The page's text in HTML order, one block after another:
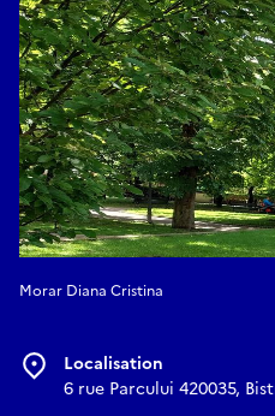
Morar Diana Cristina
Localisation
6 rue Parcului 420035,